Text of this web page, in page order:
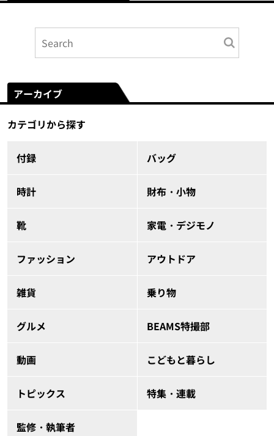
アーカイブ
カテゴリから探す
付録 バッグ
時計 財布・小物
靴 家電・デジモノ
ファッション アウトドア
雑貨 乗り物
グルメ BEAMS特撮部
動画 こどもと暮らし
トピックス 特集・連載
監修・執筆者